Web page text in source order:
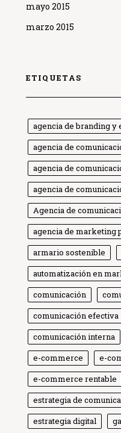
mayo 2015
marzo 2015
ETIQUETAS
agencia de branding y
agencia de
agencia de
agencia de
Agencia de
agencia de marketing
armario sostenible
automatización en
comunicación
comunicación efectiva
comunicación interna
e-commerce
e-
e-commerce rentable
estrategia de
estrategia digital